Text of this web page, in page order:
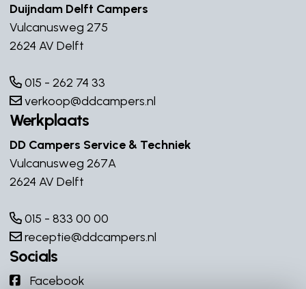
Duijndam Delft Campers
Vulcanusweg 275
2624 AV Delft
015 - 262 74 33
verkoop@ddcampers.nl
Werkplaats
DD Campers Service & Techniek
Vulcanusweg 267A
2624 AV Delft
015 - 833 00 00
receptie@ddcampers.nl
Socials
Facebook